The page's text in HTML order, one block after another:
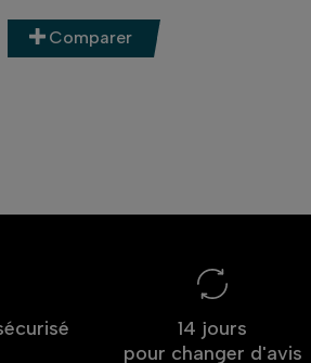
Comparer
14 jours
pour changer d'avis